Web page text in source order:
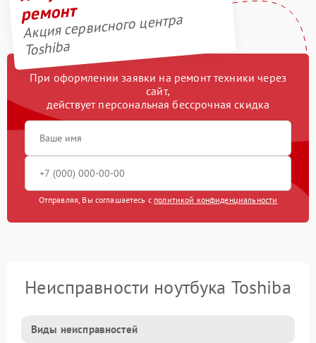
ремонт
Акция сервисного центра
Toshiba
При оформлении заявки на ремонт техники через
сайт,
действует персональная бессрочная скидка
Отправляя, Вы соглашаетесь с политикой конфиденциальности
Неисправности ноутбука Toshiba
Виды неисправностей